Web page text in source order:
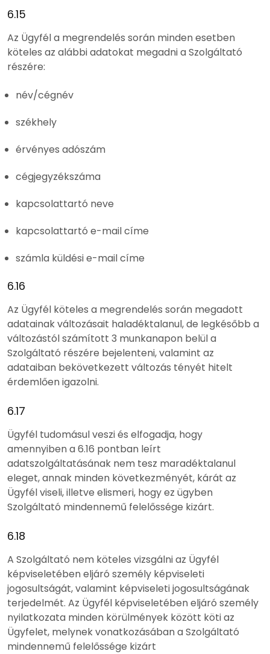
6.15
Az Ügyfél a megrendelés során minden esetben
köteles az alábbi adatokat megadni a Szolgáltató
részére:
név/cégnév
székhely
érvényes adószám
cégjegyzékszáma
kapcsolattartó neve
kapcsolattartó e-mail címe
számla küldési e-mail címe
6.16
Az Ügyfél köteles a megrendelés során megadott
adatainak változásait haladéktalanul, de legkésőbb a
változástól számított 3 munkanapon belül a
Szolgáltató részére bejelenteni, valamint az
adataiban bekövetkezett változás tényét hitelt
érdemlően igazolni.
6.17
Ügyfél tudomásul veszi és elfogadja, hogy
amennyiben a 6.16 pontban leírt
adatszolgáltatásának nem tesz maradéktalanul
eleget, annak minden következményét, kárát az
Ügyfél viseli, illetve elismeri, hogy ez ügyben
Szolgáltató mindennemű felelőssége kizárt.
6.18
A Szolgáltató nem köteles vizsgálni az Ügyfél
képviseletében eljáró személy képviseleti
jogosultságát, valamint képviseleti jogosultságának
terjedelmét. Az Ügyfél képviseletében eljáró személy
nyilatkozata minden körülmények között köti az
Ügyfelet, melynek vonatkozásában a Szolgáltató
mindennemű felelőssége kizárt